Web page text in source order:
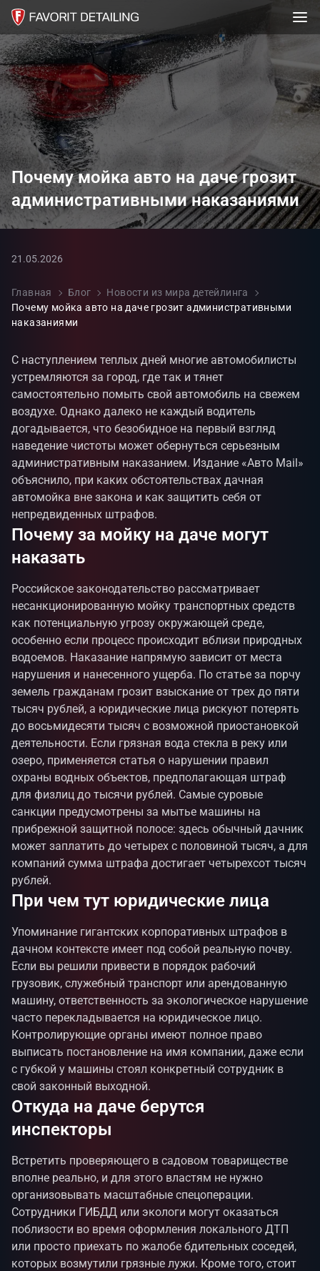
Почему мойка авто на даче грозит
административными наказаниями
21.05.2026
Главная Блог
Новости из мира детейлинга
Почему мойка авто на даче грозит административными
наказаниями
С наступлением теплых дней многие автомобилисты
устремляются за город, где так и тянет
самостоятельно помыть свой автомобиль на свежем
воздухе. Однако далеко не каждый водитель
догадывается, что безобидное на первый взгляд
наведение чистоты может обернуться серьезным
административным наказанием. Издание «Авто Mail»
объяснило, при каких обстоятельствах дачная
автомойка вне закона и как защитить себя от
непредвиденных штрафов.
Почему за мойку на даче могут
наказать
Российское законодательство рассматривает
несанкционированную мойку транспортных средств
как потенциальную угрозу окружающей среде,
особенно если процесс происходит вблизи природных
водоемов. Наказание напрямую зависит от места
нарушения и нанесенного ущерба. По статье за порчу
земель гражданам грозит взыскание от трех до пяти
тысяч рублей, а юридические лица рискуют потерять
до восьмидесяти тысяч с возможной приостановкой
деятельности. Если грязная вода стекла в реку или
озеро, применяется статья о нарушении правил
охраны водных объектов, предполагающая штраф
для физлиц до тысячи рублей. Самые суровые
санкции предусмотрены за мытье машины на
прибрежной защитной полосе: здесь обычный дачник
может заплатить до четырех с половиной тысяч, а для
компаний сумма штрафа достигает четырехсот тысяч
рублей.
При чем тут юридические лица
Упоминание гигантских корпоративных штрафов в
дачном контексте имеет под собой реальную почву.
Если вы решили привести в порядок рабочий
грузовик, служебный транспорт или арендованную
машину, ответственность за экологическое нарушение
часто перекладывается на юридическое лицо.
Контролирующие органы имеют полное право
выписать постановление на имя компании, даже если
с губкой у машины стоял конкретный сотрудник в
свой законный выходной.
Откуда на даче берутся
инспекторы
Встретить проверяющего в садовом товариществе
вполне реально, и для этого властям не нужно
организовывать масштабные спецоперации.
Сотрудники ГИБДД или экологи могут оказаться
поблизости во время оформления локального ДТП
или просто приехать по жалобе бдительных соседей,
которых возмутили грязные лужи. Кроме того, стоит